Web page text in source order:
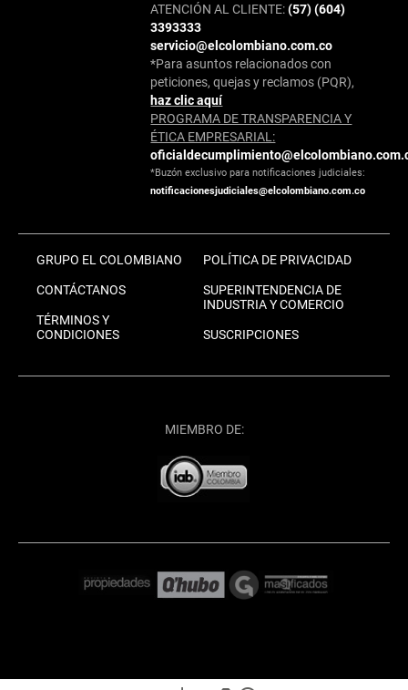
ATENCIÓN AL CLIENTE:(57) (604)
3393333
servicio@elcolombiano.com.co
*Para asuntos relacionados con
peticiones, quejas y reclamos (PQR),
haz clic aquí
PROGRAMA DE TRANSPARENCIA Y
ÉTICA EMPRESARIAL:
*Buzón exclusivo para notificaciones judiciales:
notificacionesjudiciales@elcolombiano.com.co
GRUPO EL COLOMBIANO
CONTÁCTANOS
TÉRMINOS Y
CONDICIONES
POLÍTICA DE PRIVACIDAD
SUPERINTENDENCIA DE
INDUSTRIA Y COMERCIO
SUSCRIPCIONES
MIEMBRO DE: